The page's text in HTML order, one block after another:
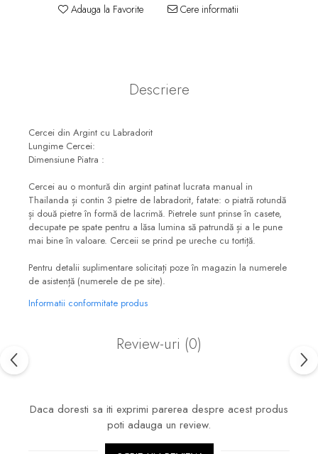
Adauga la Favorite Cere informatii
Descriere
Cercei din Argint cu Labradorit
Lungime Cercei:
Dimensiune Piatra :
Cercei au o montură din argint patinat lucrata manual in
Thailanda și contin 3 pietre de labradorit, fatate: o piatră rotundă
și două pietre în formă de lacrimă. Pietrele sunt prinse în casete,
decupate pe spate pentru a lăsa lumina să patrundă și a le pune
mai bine în valoare. Cerceii se prind pe ureche cu tortiță.
Pentru detalii suplimentare solicitați poze în magazin la numerele
de asistență (numerele de pe site).
Informatii conformitate produs
Review-uri (0)
Daca doresti sa iti exprimi parerea despre acest produs
poti adauga un review.